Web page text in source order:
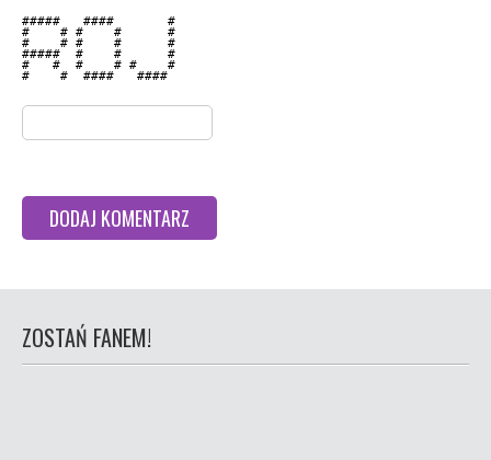
#####   ####       #
#    # #    #      #
#    # #    #      #
#####  #    #      #
#   #  #    # #    #
#    #  ####   ####
ZOSTAŃ FANEM!